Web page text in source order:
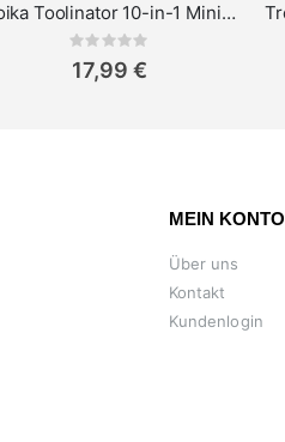
Troika Toolinator 10-in-1 Mini-Multitool Schwarz
Rating:
17,99 €
MEIN KONTO
Über uns
Kontakt
Kundenlogin